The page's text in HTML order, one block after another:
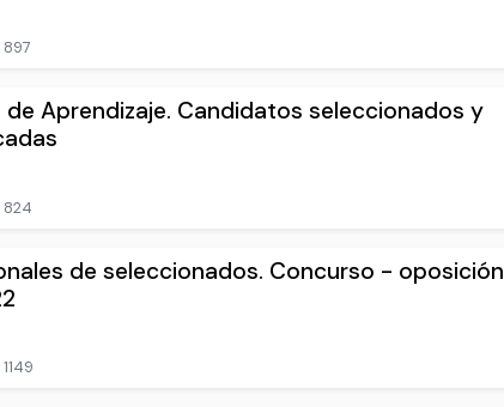
897
de Aprendizaje. Candidatos seleccionados y
824
de seleccionados. Concurso - oposición
1149